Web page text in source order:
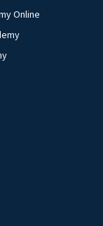
Online